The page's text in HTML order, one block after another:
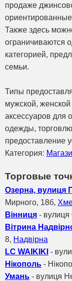
продаже
Также здесь
ограничиваются
категорией,
семьи.
Типы
мужской,
аксессуаров для
одежды,
предоставление
Категория:
Торговые
Озерна, вулиця
Мирного, 18б,
Вінниця -
Вітрина
8, Надвірна
LC WAIKIKI -
Нікополь -
Умань - вулиця